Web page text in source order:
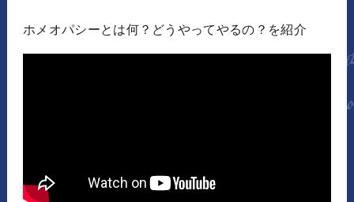
ホメオパシーとは何？どうやってやるの？を紹介